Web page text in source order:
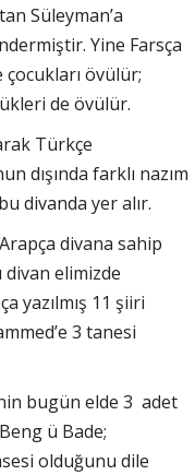
Süleyman’a
Yine Farsça
çocukları övülür;
de övülür.
Türkçe
dışında farklı nazım
divanda yer alır.
divana sahip
elimizde
yazılmış 11 şiiri
3 tanesi
bugün elde 3 adet
ü Bade;
olduğunu dile